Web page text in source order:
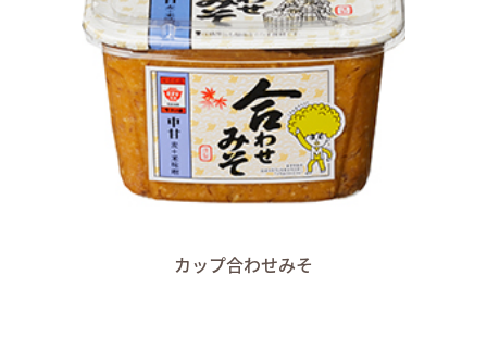
カップ合わせみそ